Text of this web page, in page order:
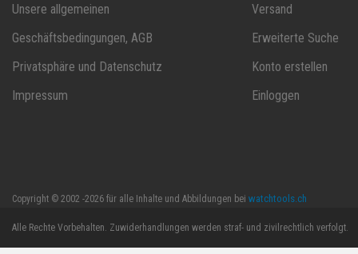
Unsere allgemeinen
Geschäftsbedingungen, AGB
Privatsphäre und Datenschutz
Impressum
Versand
Erweiterte Suche
Konto erstellen
Einloggen
Copyright © 2002 -2026 für alle Inhalte und Abbildungen bei watchtools.ch
Alle Rechte Vorbehalten. Zuwiderhandlungen werden straf- und zivilrechtlich verfolgt.